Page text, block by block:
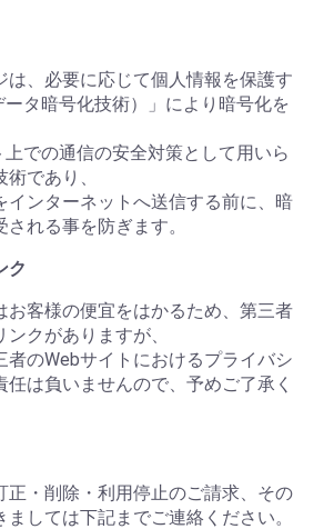
は、必要に応じて個人情報を保護す
ータ暗号化技術）」により暗号化を
での通信の安全対策として用いら
であり、
インターネットへ送信する前に、暗
れる事を防ぎます。
ク
お客様の便宜をはかるため、第三者
クがありますが、
者のWebサイトにおけるプライバシ
任は負いませんので、予めご了承く
正・削除・利用停止のご請求、その
しては下記までご連絡ください。